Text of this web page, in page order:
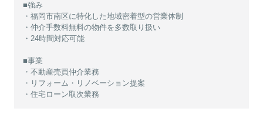
■強み
・福岡市南区に特化した地域密着型の営業体制
・仲介手数料無料の物件を多数取り扱い
・24時間対応可能
■事業
・不動産売買仲介業務
・リフォーム・リノベーション提案
・住宅ローン取次業務